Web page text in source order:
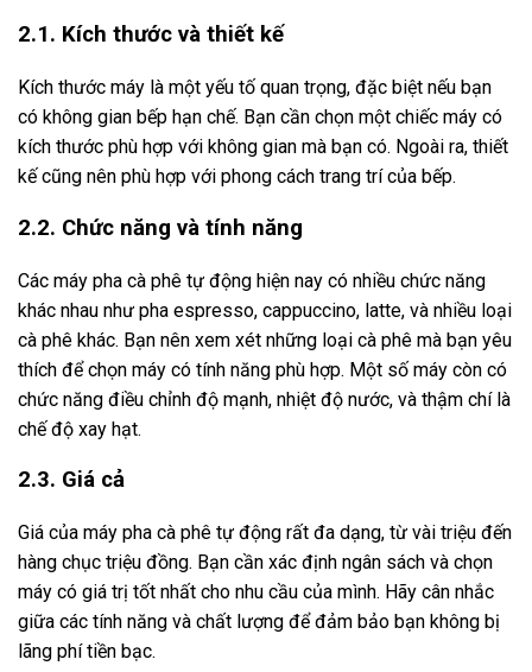
2.1. Kích thước và thiết kế
Kích thước máy là một yếu tố quan trọng, đặc biệt nếu bạn
có không gian bếp hạn chế. Bạn cần chọn một chiếc máy có
kích thước phù hợp với không gian mà bạn có. Ngoài ra, thiết
kế cũng nên phù hợp với phong cách trang trí của bếp.
2.2. Chức năng và tính năng
Các máy pha cà phê tự động hiện nay có nhiều chức năng
khác nhau như pha espresso, cappuccino, latte, và nhiều loại
cà phê khác. Bạn nên xem xét những loại cà phê mà bạn yêu
thích để chọn máy có tính năng phù hợp. Một số máy còn có
chức năng điều chỉnh độ mạnh, nhiệt độ nước, và thậm chí là
chế độ xay hạt.
2.3. Giá cả
Giá của máy pha cà phê tự động rất đa dạng, từ vài triệu đến
hàng chục triệu đồng. Bạn cần xác định ngân sách và chọn
máy có giá trị tốt nhất cho nhu cầu của mình. Hãy cân nhắc
giữa các tính năng và chất lượng để đảm bảo bạn không bị
lãng phí tiền bạc.